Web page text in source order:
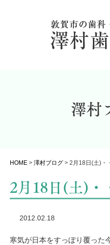
澤村
HOME > 澤村ブログ > 2月18日(土)・
2月18日(土)・
2012.02.18
寒気が日本をすっぽり覆った